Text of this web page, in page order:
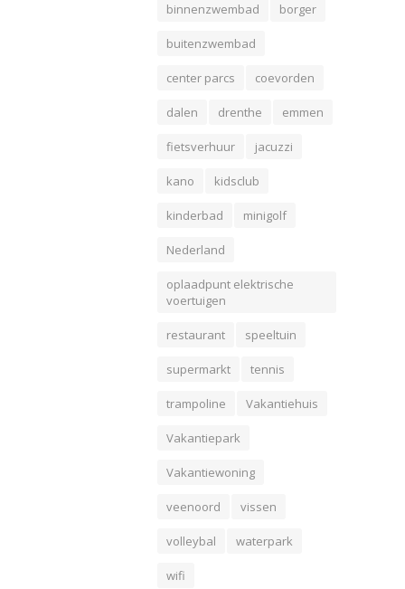
binnenzwembad
borger
buitenzwembad
center parcs coevorden
dalen drenthe emmen
fietsverhuur jacuzzi
kano kidsclub
kinderbad minigolf
Nederland
oplaadpunt elektrische
voertuigen
restaurant speeltuin
supermarkt tennis
trampoline Vakantiehuis
Vakantiepark
Vakantiewoning
veenoord vissen
volleybal waterpark
wifi